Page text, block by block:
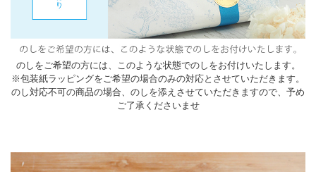
のしをご希望の方には、このような状態でのしをお付けいたします。
※包装紙ラッピングをご希望の場合のみの対応とさせていただきます。
のし対応不可の商品の場合、のしを添えさせていただきますので、予め
ご了承くださいませ